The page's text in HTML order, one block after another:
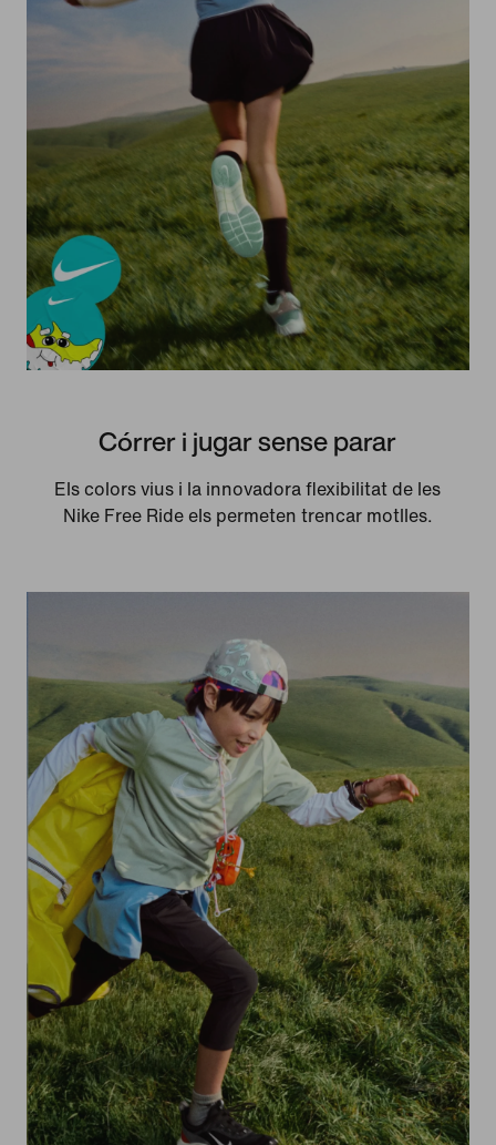
Córrer i jugar sense parar
Els colors vius i la in­no­va­do­ra fle­xi­bi­li­tat de les
Nike Free Ride els permeten trencar motlles.